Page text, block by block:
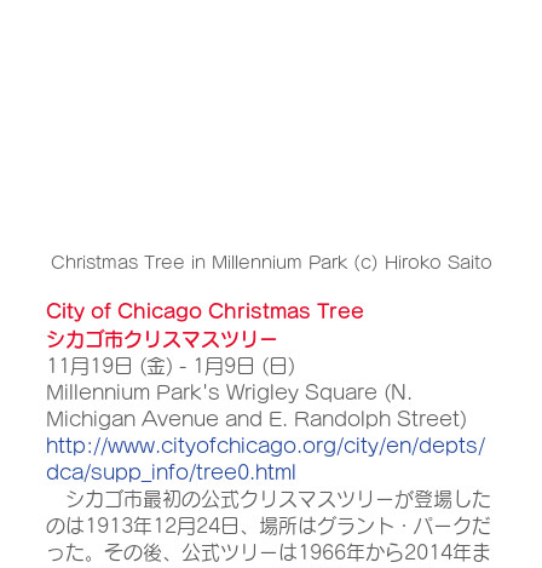
Christmas Tree in Millennium Park (c) Hiroko Saito
City of Chicago Christmas Tree
シカゴ市クリスマスツリー
11月19日 (金) - 1月9日 (日)
Millennium Park's Wrigley Square (N.
Michigan Avenue and E. Randolph Street)
http://www.cityofchicago.org/city/en/depts/
dca/supp_info/tree0.html
シカゴ市最初の公式クリスマスツリーが登場した
のは1913年12月24日、場所はグラント・パークだ
った。その後、公式ツリーは1966年から2014年ま